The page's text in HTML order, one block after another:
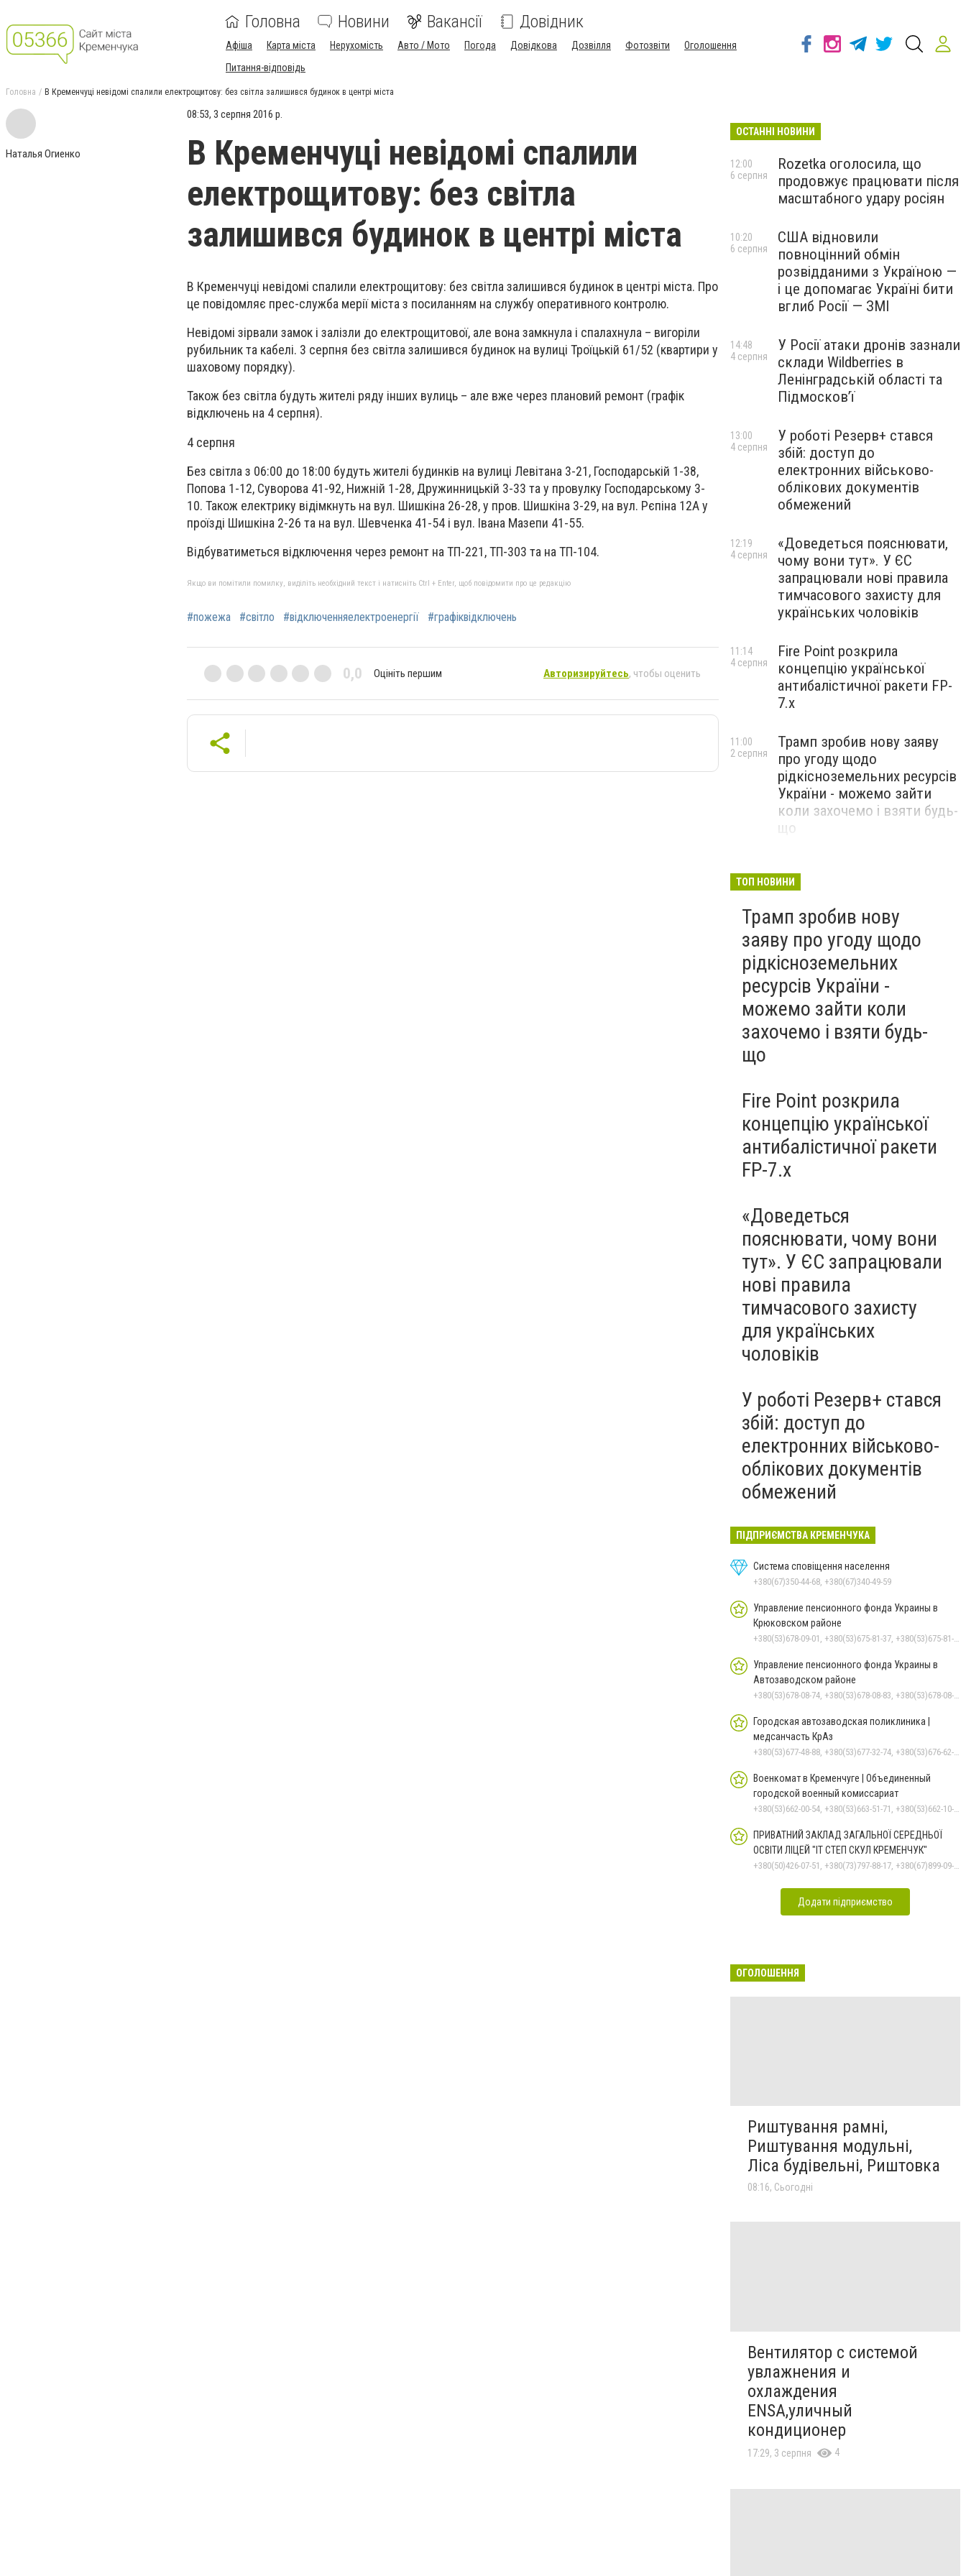
Головна Новини Вакансії Довідник
Афіша Карта міста Нерухомість Авто / Мото Погода Довідкова Дозвілля Фотозвіти
Оголошення
Питання-відповідь
Головна В Кременчуці невідомі спалили електрощитову: без світла залишився будинок в центрі міста
Наталья Огиенко
08:53, 3 серпня 2016 р.
В Кременчуці невідомі спалили
електрощитову: без світла
залишився будинок в центрі міста
В Кременчуці невідомі спалили електрощитову: без світла залишився будинок в центрі міста. Про
це повідомляє прес-служба мерії міста з посиланням на службу оперативного контролю.
Невідомі зірвали замок і залізли до електрощитової, але вона замкнула і спалахнула – вигоріли
рубильник та кабелі. 3 серпня без світла залишився будинок на вулиці Троїцькій 61/52 (квартири у
шаховому порядку).
Також без світла будуть жителі ряду інших вулиць – але вже через плановий ремонт (графік
відключень на 4 серпня).
4 серпня
Без світла з 06:00 до 18:00 будуть жителі будинків на вулиці Левітана 3-21, Господарській 1-38,
Попова 1-12, Суворова 41-92, Нижній 1-28, Дружинницькій 3-33 та у провулку Господарському 3-
10. Також електрику відімкнуть на вул. Шишкіна 26-28, у пров. Шишкіна 3-29, на вул. Рєпіна 12А у
проїзді Шишкіна 2-26 та на вул. Шевченка 41-54 і вул. Івана Мазепи 41-55.
Відбуватиметься відключення через ремонт на ТП-221, ТП-303 та на ТП-104.
Якщо ви помітили помилку, виділіть необхідний текст і натисніть Ctrl + Enter, щоб повідомити про це редакцію
#пожежа #світло #відключенняелектроенергії #графіквідключень
0,0 Оцініть першим Авторизируйтесь, чтобы оценить
ОСТАННІ НОВИНИ
Rozetka оголосила, що
продовжує працювати після
масштабного удару росіян
12:00
6 серпня
США відновили
повноцінний обмін
розвідданими з Україною —
і це допомагає Україні бити
вглиб Росії — ЗМІ
10:20
6 серпня
У Росії атаки дронів зазнали
склади Wildberries в
Ленінградській області та
Підмосков’ї
14:48
4 серпня
У роботі Резерв+ стався
збій: доступ до
електронних військово-
облікових документів
обмежений
13:00
4 серпня
«Доведеться пояснювати,
чому вони тут». У ЄС
запрацювали нові правила
тимчасового захисту для
українських чоловіків
12:19
4 серпня
Fire Point розкрила
концепцію української
антибалістичної ракети FP-
7.x
11:14
4 серпня
Трамп зробив нову заяву
про угоду щодо
рідкісноземельних ресурсів
України - можемо зайти
коли захочемо і взяти будь-
що
11:00
2 серпня
призов”: ДБР проводить
ТЦК по всій Україні
31 липня
ТОП НОВИНИ
Трамп зробив нову
заяву про угоду щодо
рідкісноземельних
ресурсів України -
можемо зайти коли
захочемо і взяти будь-
що
Fire Point розкрила
концепцію української
антибалістичної ракети
FP-7.x
«Доведеться
пояснювати, чому вони
тут». У ЄС запрацювали
нові правила
тимчасового захисту
для українських
чоловіків
У роботі Резерв+ стався
збій: доступ до
електронних військово-
облікових документів
обмежений
ПІДПРИЄМСТВА КРЕМЕНЧУКА
Система сповіщення населення
+380(67)350-44-68, +380(67)340-49-59
Управление пенсионного фонда Украины в
Крюковском районе
+380(53)678-09-01, +380(53)675-81-37, +380(53)675-81-32, +380(53)675-81-40, +380(53)675-81-33, +380(53)675-81-38, +380(53)675-81-31, +380(53)678-08-87
Управление пенсионного фонда Украины в
Автозаводском районе
+380(53)678-08-74, +380(53)678-08-83, +380(53)678-08-41, +380(53)678-08-86, +380(53)678-09-05
Городская автозаводская поликлиника |
медсанчасть КрАз
+380(53)677-48-88, +380(53)677-32-74, +380(53)676-62-99, +380536766187
Военкомат в Кременчуге | Объединенный
городской военный комиссариат
+380(53)662-00-54, +380(53)663-51-71, +380(53)662-10-35
ПРИВАТНИЙ ЗАКЛАД ЗАГАЛЬНОЇ СЕРЕДНЬОЇ
ОСВІТИ ЛІЦЕЙ "ІТ СТЕП СКУЛ КРЕМЕНЧУК"
+380(50)426-07-51, +380(73)797-88-17, +380(67)899-09-16
Додати підприємство
ОГОЛОШЕННЯ
Риштування рамні,
Риштування модульні,
Ліса будівельні, Риштовка
08:16, Сьогодні
Вентилятор с системой
увлажнения и
охлаждения
ENSA,уличный
кондиционер
17:29, 3 серпня 4